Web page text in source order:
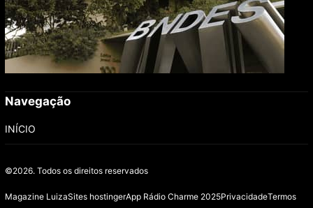
Navegação
INÍCIO
©2026. Todos os direitos reservados
Magazine LuizaSites hostingerApp Rádio Charme 2025PrivacidadeTermos